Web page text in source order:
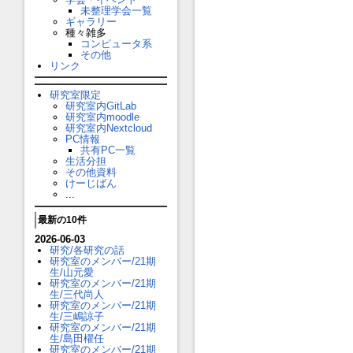
未整理学会一覧
ギャラリー
種々雑多
コンピュータ系
その他
リンク
研究室限定
研究室内GitLab
研究室内moodle
研究室内Nextcloud
PC情報
共有PC一覧
生活分担
その他資料
けーじばん
...
最新の10件
2026-06-03
研究/各研究の話
研究室のメンバー/21期
生/山元愛
研究室のメンバー/21期
生/三代尚人
研究室のメンバー/21期
生/三嶋諒子
研究室のメンバー/21期
生/島田櫂任
研究室のメンバー/21期